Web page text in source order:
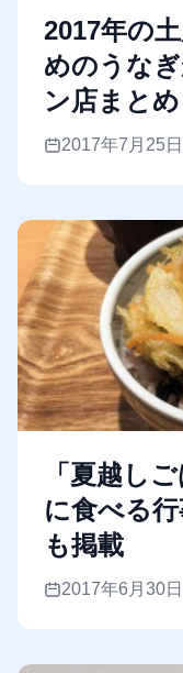
2017年の
めのうな
ン店まとめ
2017年7月25日
「夏越し
に食べる
も掲載
2017年6月30日